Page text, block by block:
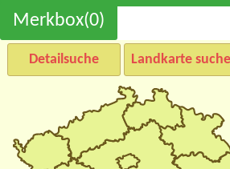
Merkbox(0)
Detailsuche Landkarte suche